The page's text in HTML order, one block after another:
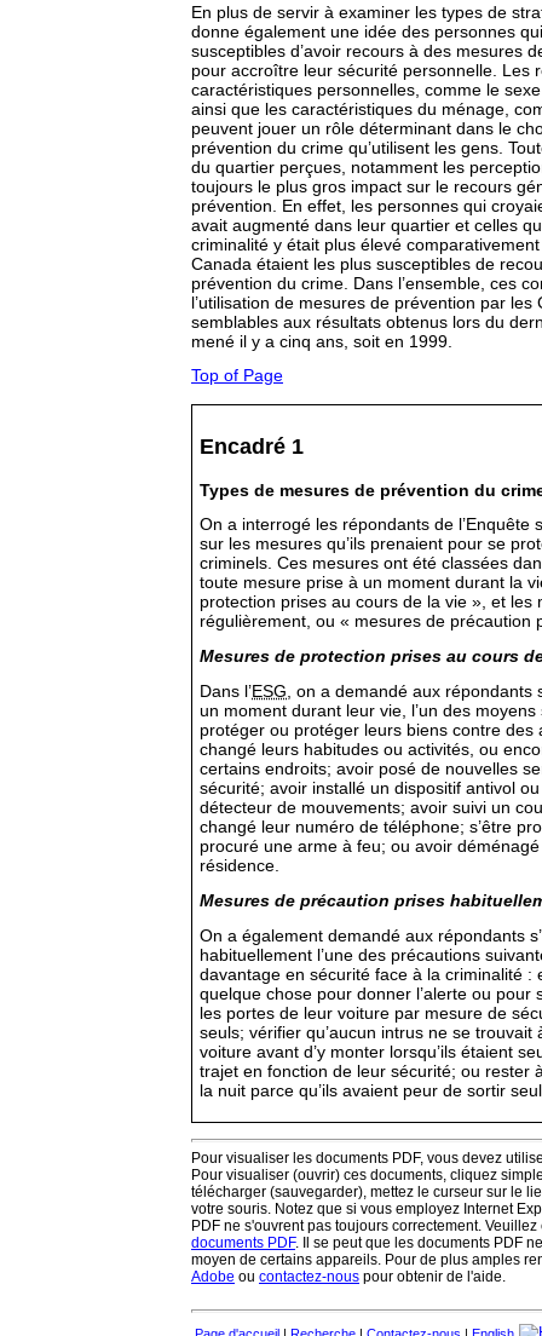
En plus de servir à examiner les types de
donne également une idée des personnes
susceptibles d’avoir recours à des mesures
pour accroître leur sécurité personnelle. Les
caractéristiques personnelles, comme le
ainsi que les caractéristiques du ménage,
peuvent jouer un rôle déterminant dans le
prévention du crime qu’utilisent les gens.
du quartier perçues, notamment les
toujours le plus gros impact sur le recours
prévention. En effet, les personnes qui
avait augmenté dans leur quartier et celles
criminalité y était plus élevé
Canada étaient les plus susceptibles de
prévention du crime. Dans l’ensemble, ces
l’utilisation de mesures de prévention par les
semblables aux résultats obtenus lors du
mené il y a cinq ans, soit en 1999.
Top of Page
Encadré 1
Types de mesures de prévention du
On a interrogé les répondants de l’Enquête
sur les mesures qu’ils prenaient pour se
criminels. Ces mesures ont été classées
toute mesure prise à un moment durant la
protection prises au cours de la vie », et les
régulièrement, ou « mesures de précaution
Mesures de protection prises au cours
Dans l’ESG , on a demandé aux répondants
un moment durant leur vie, l’un des
protéger ou protéger leurs biens contre des
changé leurs habitudes ou activités, ou
certains endroits; avoir posé de nouvelles
sécurité; avoir installé un dispositif antivol
détecteur de mouvements; avoir suivi un
changé leur numéro de téléphone; s’être
procuré une arme à feu; ou avoir
résidence.
Mesures de précaution prises
On a également demandé aux répondants
habituellement l’une des précautions
davantage en sécurité face à la criminalité :
quelque chose pour donner l’alerte ou pour
les portes de leur voiture par mesure de
seuls; vérifier qu’aucun intrus ne se trouvait
voiture avant d’y monter lorsqu’ils étaient
trajet en fonction de leur sécurité; ou rester
la nuit parce qu’ils avaient peur de sortir
Pour visualiser les documents PDF, vous devez
Pour visualiser (ouvrir) ces documents, cliquez
télécharger (sauvegarder), mettez le curseur sur le
votre souris. Notez que si vous employez Internet
PDF ne s'ouvrent pas toujours correctement.
documents PDF. Il se peut que les documents PDF
moyen de certains appareils. Pour de plus amples
Adobe ou contactez-nous pour obtenir de l'aide.